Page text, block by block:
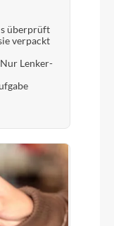
überprüft
verpackt
Lenker-